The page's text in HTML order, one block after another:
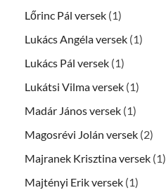
Lőrinc Pál versek (1)
Lukács Angéla versek (1)
Lukács Pál versek (1)
Lukátsi Vilma versek (1)
Madár János versek (1)
Magosrévi Jolán versek (2)
Majranek Krisztina versek (1)
Majtényi Erik versek (1)